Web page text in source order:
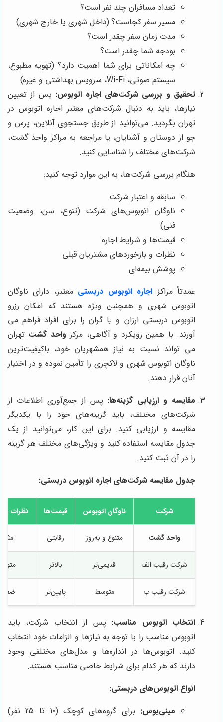
تعداد مسافران چند نفر است؟
مسیر سفر کجاست؟ (داخل شهری یا خارج شهری)
مدت زمان سفر چقدر است؟
بودجه شما چقدر است؟
چه امکاناتی برای شما اهمیت دارد؟ (تهویه مطبوع،
سیستم صوتی، Wi-Fi، سرویس بهداشتی و غیره)
تحقیق و بررسی شرکت‌های اجاره اتوبوس: پس از تعیین
نیازها، باید به دنبال شرکت‌های معتبر اجاره اتوبوس در
تهران بگردید. می‌توانید از طریق جستجوی آنلاین، پرس و
جو از دوستان و آشنایان، یا مراجعه به مراکز واحد گشت،
شرکت‌های مختلف را شناسایی کنید.
هنگام بررسی شرکت‌ها، به این موارد توجه کنید:
سابقه و اعتبار شرکت
ناوگان اتوبوس‌های شرکت (تنوع، سن، وضعیت
فنی)
قیمت‌ها و شرایط اجاره
نظرات و بازخوردهای مشتریان قبلی
پوشش بیمه‌ای
عمدتاً مراکز اجاره اتوبوس دربستی معتبر، دارای ناوگان
اتوبوس شهری و همچنین ویژه هستند که امکان رزرو
اتوبوس دربستی ارزان و یا گران را برای افراد فراهم می
آورند. با همین رویکرد و آگاهی، مرکزواحد گشت تهران
می تواند نسبت به نیاز همشهریان خود، باکیفیت‌ترین
ناوگان اتوبوس شهری و لاکچری را تأمین نموده و در اختیار
آنان قرار دهند.
مقایسه و ارزیابی گزینه‌ها: پس از جمع‌آوری اطلاعات از
شرکت‌های مختلف، باید گزینه‌های خود را با یکدیگر
مقایسه و ارزیابی کنید. برای این کار، می‌توانید از یک
جدول مقایسه استفاده کنید و ویژگی‌های مختلف هر گزینه
را در آن ثبت کنید.
جدول مقایسه شرکت‌های اجاره اتوبوس دربستی:
شرکت ناوگان اتوبوس قیمت‌ها نظرات
واحد گشت متنوع و به‌روز رقابتی
شرکت رقیب الف قدیمی‌تر بالاتر
شرکت رقیب ب متوسط پایین‌تر
انتخاب اتوبوس مناسب: پس از انتخاب شرکت، باید
اتوبوس مناسب را با توجه به نیازها و الزامات خود انتخاب
کنید. اتوبوس‌ها در اندازه‌ها و مدل‌های مختلفی وجود
دارند که هر کدام برای شرایط خاصی مناسب هستند.
انواع اتوبوس‌های دربستی:
مینی‌بوس:
برای گروه‌های کوچک (10 تا 25 نفر)